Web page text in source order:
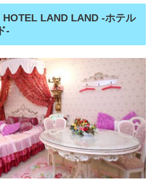
HOTEL LAND LAND -ホテル
-